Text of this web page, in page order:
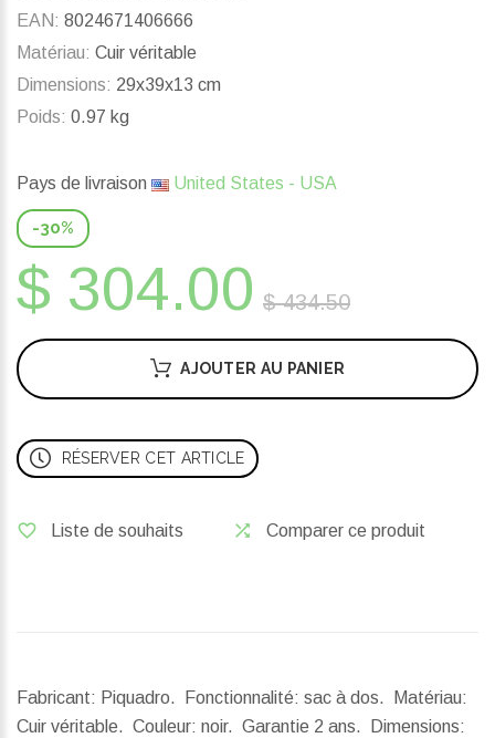
EAN: 8024671406666
Matériau: Cuir véritable
Dimensions: 29x39x13 cm
Poids: 0.97 kg
Pays de livraison United States - USA
-30%
$ 304.00 $ 434.50
AJOUTER AU PANIER
RÉSERVER CET ARTICLE
Liste de souhaits Comparer ce produit
Fabricant: Piquadro. Fonctionnalité: sac à dos. Matériau:
Cuir véritable. Couleur: noir. Garantie 2 ans.
Dimensions: